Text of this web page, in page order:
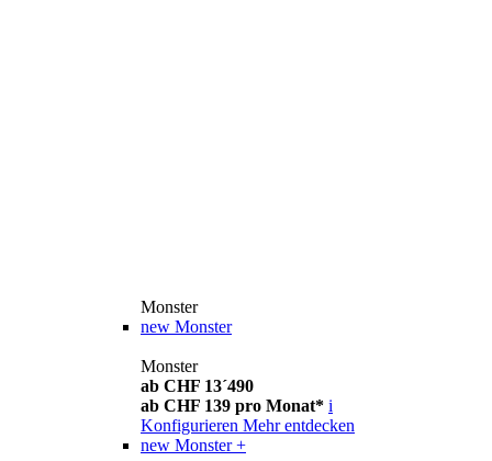
Monster
new Monster
Monster
ab CHF 13´490
ab CHF 139 pro Monat* i
Konfigurieren Mehr entdecken
new Monster +